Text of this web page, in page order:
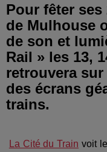
Pour fêter ses
de Mulhouse
de son et
Rail » les 13,
retrouvera
des écrans
trains.
La Cité du Train voit